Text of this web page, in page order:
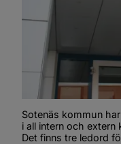
Sotenäs kommun
i all intern och extern
Det finns tre ledord